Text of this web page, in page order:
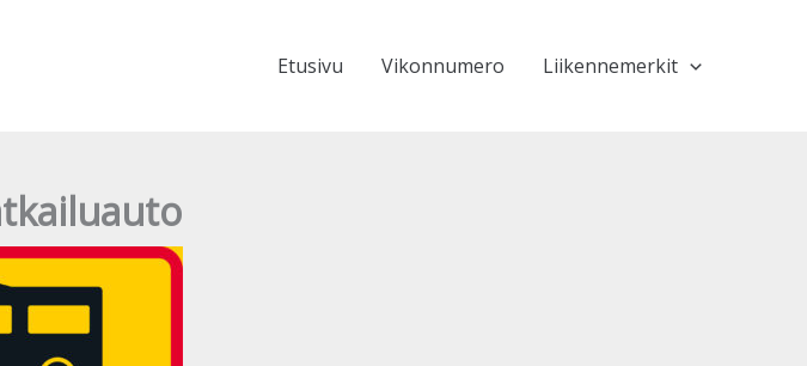
Etusivu Vikonnumero Liikennemerkit